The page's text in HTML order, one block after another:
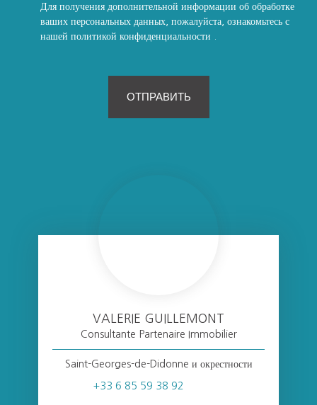
Для получения дополнительной информации об обработке
ваших персональных данных, пожалуйста, ознакомьтесь с
нашей политикой конфиденциальности
ОТПРАВИТЬ
VALERIE GUILLEMONT
Consultante Partenaire Immobilier
Saint-Georges-de-Didonne и окрестности
+33 6 85 59 38 92